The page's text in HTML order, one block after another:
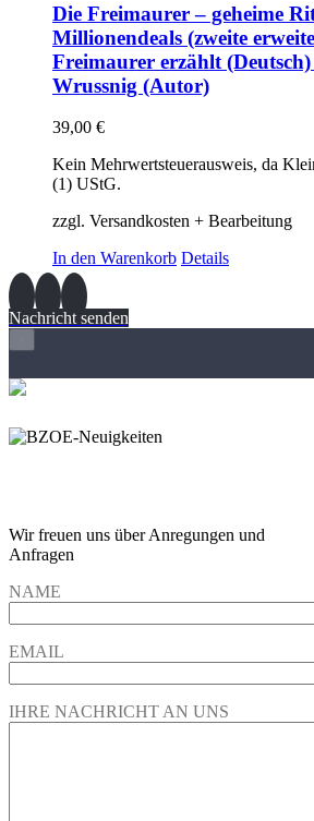
Die Freimaurer – geheime
Millionendeals (zweite
Freimaurer erzählt
Wrussnig (Autor)
39,00 €
Kein Mehrwertsteuerausweis, da
(1) UStG.
zzgl. Versandkosten + Bearbeitung
In den Warenkorb Details
Nachricht senden
Wir freuen uns über Anregungen und
Anfragen
NAME
EMAIL
IHRE NACHRICHT AN UNS